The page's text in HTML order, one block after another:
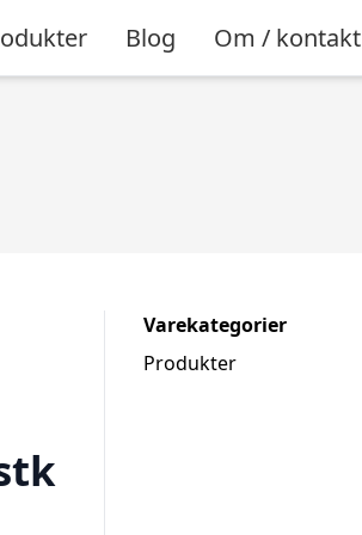
Blog Om / kontakt
Varekategorier
Produkter